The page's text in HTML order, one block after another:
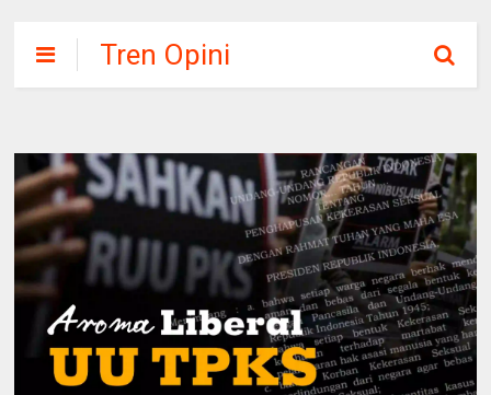
Tren Opini